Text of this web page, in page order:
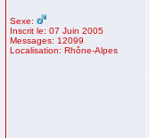
Sexe:
Inscrit le: 07 Juin 2005
Messages: 12099
Localisation: Rhône-Alpes